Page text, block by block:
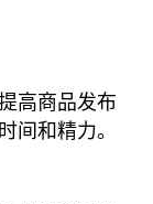
高商品发布
间和精力。